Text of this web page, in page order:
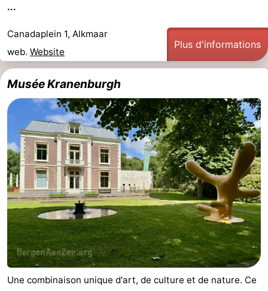
Egmond
Duynvallei
-
Koningshof
-
Kustpark
Egmond
aan
Zee
-
Molengroet
-
Schoorlse
Duinen
-
Scorleduyn
Hôtels
Last
minutes
Plages
Voir
et
faire
Lieux
d'intérêt
-
...
Canadaplein 1, Alkmaar
web. Website
Plus d'informations
Musée Kranenburgh
Une combinaison unique d'art, de culture et de nature. Ce